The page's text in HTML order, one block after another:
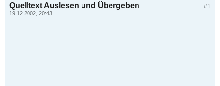
#1
Quelltext Auslesen und Übergeben
19.12.2002, 20:43